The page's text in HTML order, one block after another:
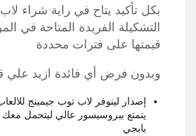
بكل تأكيد يتاح في راية شراء
التشكيلة الفريدة المتاحة في
قيمتها على فترات محددة
وبدون فرض أي فائدة ازيد علي
إصدار لينوفر لاب توب جيمينج
يتمتع ببروسيسور عالي ليتحمل معك
بابجي